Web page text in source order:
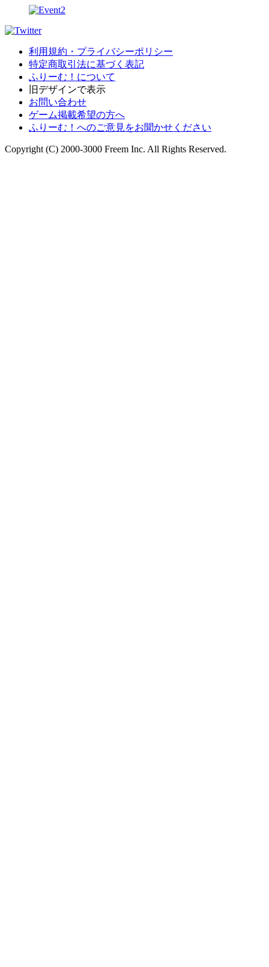
利用規約・プライバシーポリシー
特定商取引法に基づく表記
ふりーむ！について
旧デザインで表示
お問い合わせ
ゲーム掲載希望の方へ
ふりーむ！へのご意見をお聞かせください
Copyright (C) 2000-3000 Freem Inc. All Rights Reserved.